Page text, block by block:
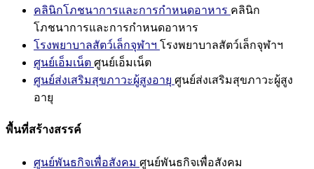
คลินิกโภชนาการและการกำหนดอาหาร คลินิก
โภชนาการและการกำหนดอาหาร
โรงพยาบาลสัตว์เล็กจุฬาฯ โรงพยาบาลสัตว์เล็กจุฬาฯ
ศูนย์เอ็มเน็ต ศูนย์เอ็มเน็ต
ศูนย์ส่งเสริมสุขภาวะผู้สูงอายุ ศูนย์ส่งเสริมสุขภาวะผู้สูง
อายุ
พื้นที่สร้างสรรค์
ศูนย์พันธกิจเพื่อสังคม ศูนย์พันธกิจเพื่อสังคม